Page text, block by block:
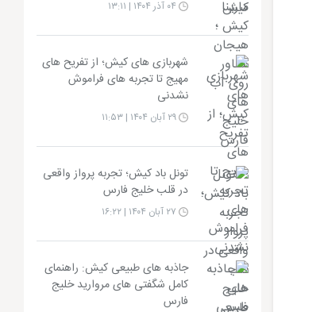
شهربازی های کیش؛ از تفریح های
مهیج تا تجربه های فراموش
نشدنی
۲۹ آبان ۱۴۰۴ | ۱۱:۵۳
تونل باد کیش؛ تجربه پرواز واقعی
در قلب خلیج فارس
جاذبه های طبیعی کیش: راهنمای
کامل شگفتی های مروارید خلیج
فارس